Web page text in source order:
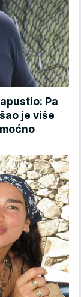
Pa
je više